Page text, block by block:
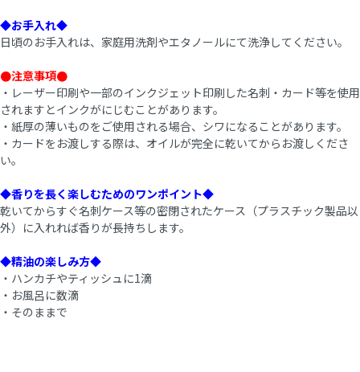
◆お手入れ◆
日頃のお手入れは、家庭用洗剤やエタノールにて洗浄してください。
●注意事項●
・レーザー印刷や一部のインクジェット印刷した名刺・カード等を使用
されますとインクがにじむことがあります。
・紙厚の薄いものをご使用される場合、シワになることがあります。
・カードをお渡しする際は、オイルが完全に乾いてからお渡しくださ
い。
◆香りを長く楽しむためのワンポイント◆
乾いてからすぐ名刺ケース等の密閉されたケース（プラスチック製品以
外）に入れれば香りが長持ちします。
◆精油の楽しみ方◆
・ハンカチやティッシュに1滴
・お風呂に数滴
・そのままで